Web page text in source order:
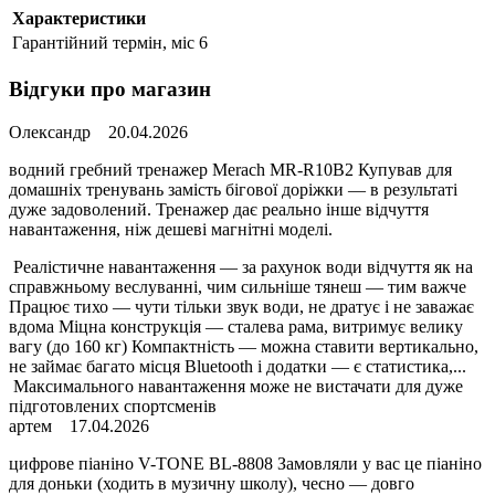
Характеристики
Гарантійний термін, міс 6
Відгуки про магазин
Олександр
20.04.2026
водний гребний тренажер Merach MR-R10B2 Купував для
домашніх тренувань замість бігової доріжки — в результаті
дуже задоволений. Тренажер дає реально інше відчуття
навантаження, ніж дешеві магнітні моделі.
Реалістичне навантаження — за рахунок води відчуття як на
справжньому веслуванні, чим сильніше тянеш — тим важче
Працює тихо — чути тільки звук води, не дратує і не заважає
вдома Міцна конструкція — сталева рама, витримує велику
вагу (до 160 кг) Компактність — можна ставити вертикально,
не займає багато місця Bluetooth і додатки — є статистика,...
Максимального навантаження може не вистачати для дуже
підготовлених спортсменів
артем
17.04.2026
цифрове піаніно V-TONE BL-8808 Замовляли у вас це піаніно
для доньки (ходить в музичну школу), чесно — довго